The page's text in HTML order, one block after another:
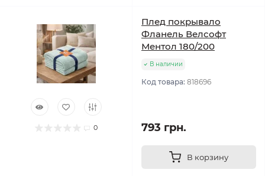
0
Плед покрывало
Фланель Велсофт
Ментол 180/200
В наличии
Код товара: 818696
793 грн.
В корзину